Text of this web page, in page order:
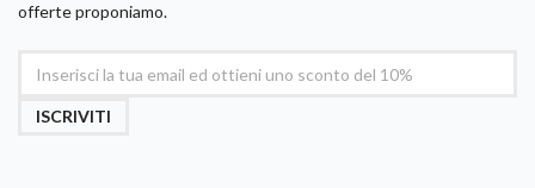
offerte proponiamo.
ISCRIVITI